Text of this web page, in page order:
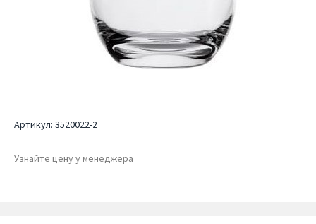
Артикул: 3520022-2
Узнайте цену у менеджера